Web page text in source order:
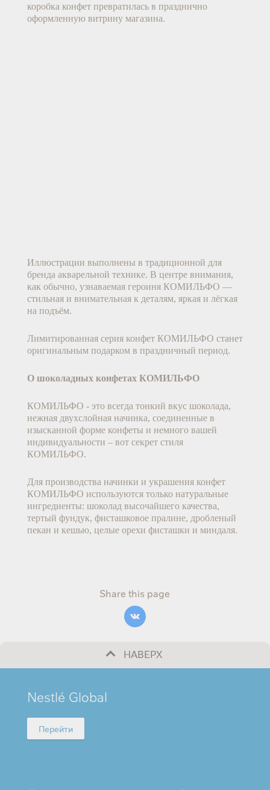
коробка конфет превратилась в празднично
оформленную витрину магазина.
Иллюстрации выполнены в традиционной для
бренда акварельной технике. В центре внимания,
как обычно, узнаваемая героиня КОМИЛЬФО —
стильная и внимательная к деталям, яркая и лёгкая
на подъём.
Лимитированная серия конфет КОМИЛЬФО станет
оригинальным подарком в праздничный период.
О шоколадных конфетах КОМИЛЬФО
КОМИЛЬФО - это всегда тонкий вкус шоколада,
нежная двухслойная начинка, соединенные в
изысканной форме конфеты и немного вашей
индивидуальности – вот секрет стиля
КОМИЛЬФО.
Для производства начинки и украшения конфет
КОМИЛЬФО используются только натуральные
ингредиенты: шоколад высочайшего качества,
тертый фундук, фисташковое пралине, дробленый
пекан и кешью, целые орехи фисташки и миндаля.
Share this page
НАВЕРХ
FOOTER
Nestlé Global
Перейти